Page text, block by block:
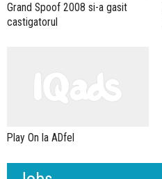
Grand Spoof 2008 si-a gasit
castigatorul
Play On la ADfel